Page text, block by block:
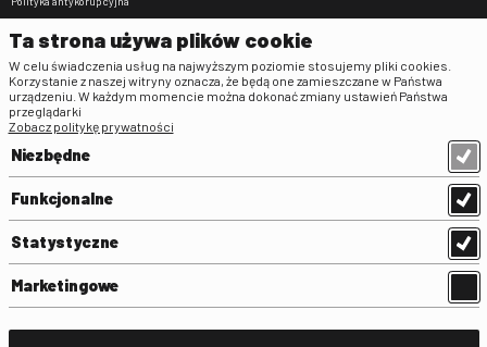
Zamówienia publiczne
Praca w FINA
Regulaminy
Klauzula informacyjna RODO
Regulamin użytkowania parkingu
Standardy ochrony małoletnich
Regulamin kina Iluzjon
Ta strona używa plików cookie
W celu świadczenia usług na najwyższym poziomie stosujemy pliki cookies.
Korzystanie z naszej witryny oznacza, że będą one zamieszczane w Państwa
urządzeniu. W każdym momencie można dokonać zmiany ustawień Państwa
przeglądarki
Zobacz politykę prywatności
Niezbędne
Funkcjonalne
Statystyczne
Marketingowe